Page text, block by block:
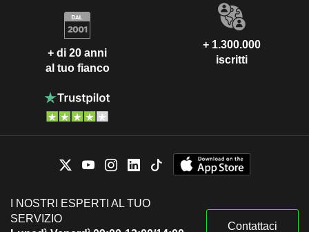
+ di 20 anni
al tuo fianco
+ 1.300.000
iscritti
I NOSTRI ESPERTI AL TUO
SERVIZIO
Contattaci